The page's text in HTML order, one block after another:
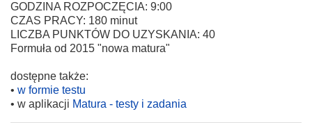
GODZINA ROZPOCZĘCIA: 9:00
CZAS PRACY: 180 minut
LICZBA PUNKTÓW DO UZYSKANIA: 40
Formuła od 2015 "nowa matura"
dostępne także:
• w formie testu
• w aplikacji Matura - testy i zadania